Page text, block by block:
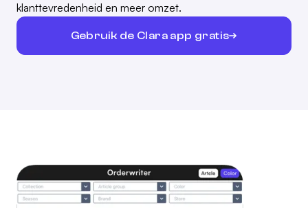
klanttevredenheid en meer omzet.
Gebruik de Clara app gratis